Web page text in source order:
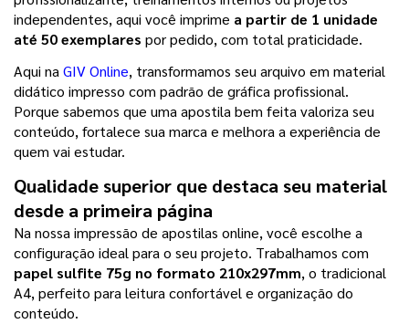
independentes, aqui você imprime a partir de 1 unidade
até 50 exemplares por pedido, com total praticidade.
Aqui na GIV Online, transformamos seu arquivo em material
didático impresso com padrão de gráfica profissional.
Porque sabemos que uma apostila bem feita valoriza seu
conteúdo, fortalece sua marca e melhora a experiência de
quem vai estudar.
Qualidade superior que destaca seu material
desde a primeira página
Na nossa impressão de apostilas online, você escolhe a
configuração ideal para o seu projeto. Trabalhamos com
papel sulfite 75g no formato 210x297mm, o tradicional
A4, perfeito para leitura confortável e organização do
conteúdo.